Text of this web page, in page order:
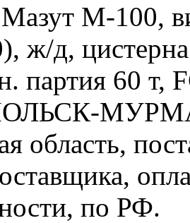
М-100,
ж/д, цистерна
партия 60 т,
область,
по РФ.